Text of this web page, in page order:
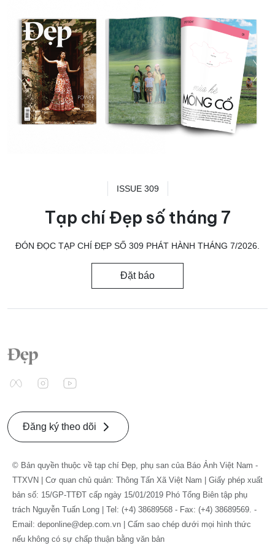
ISSUE 309
Tạp chí Đẹp số tháng 7
ĐÓN ĐỌC TẠP CHÍ ĐẸP SỐ 309 PHÁT HÀNH THÁNG 7/2026.
Đặt báo
Đăng ký theo dõi
© Bản quyền thuộc về tạp chí Đẹp, phụ san của Báo Ảnh Việt Nam -
TTXVN | Cơ quan chủ quản: Thông Tấn Xã Việt Nam | Giấy phép xuất
bản số: 15/GP-TTĐT cấp ngày 15/01/2019 Phó Tổng Biên tập phụ
trách Nguyễn Tuấn Long | Tel: (+4) 38689568 - Fax: (+4) 38689569. -
Email: deponline@dep.com.vn | Cấm sao chép dưới mọi hình thức
nếu không có sự chấp thuận bằng văn bản